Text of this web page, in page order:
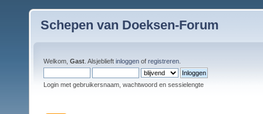
Schepen van Doeksen-Forum
Welkom, Gast . Alsjeblieft inloggen of registreren
Login met gebruikersnaam, wachtwoord en sessielengte